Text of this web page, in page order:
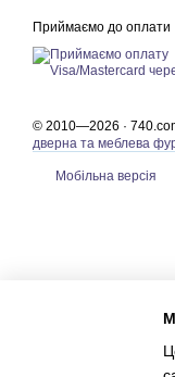
Приймаємо до оплати
© 2010—2026 ·
дверна та меблева
Мобільна версія